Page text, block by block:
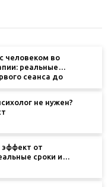
человеком во
реальные
сеанса до
не нужен?
эффект от
сроки и